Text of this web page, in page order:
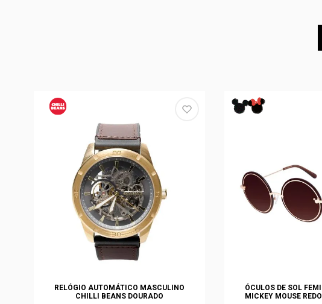
RELÓGIO AUTOMÁTICO MASCULINO
CHILLI BEANS DOURADO
ÓCULOS DE SOL
MICKEY MOUSE